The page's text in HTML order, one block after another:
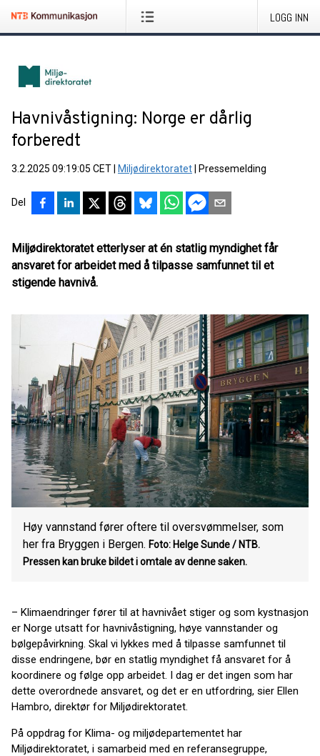
LOGG INN
Havnivåstigning: Norge er dårlig
forberedt
3.2.2025 09:19:05 CET Miljødirektoratet Pressemelding
Del
Miljødirektoratet etterlyser at én statlig myndighet får
ansvaret for arbeidet med å tilpasse samfunnet til et
stigende havnivå.
Høy vannstand fører oftere til oversvømmelser, som
her fra Bryggen i Bergen. Foto: Helge Sunde / NTB.
Pressen kan bruke bildet i omtale av denne saken.
– Klimaendringer fører til at havnivået stiger og som kystnasjon
er Norge utsatt for havnivåstigning, høye vannstander og
bølgepåvirkning. Skal vi lykkes med å tilpasse samfunnet til
disse endringene, bør en statlig myndighet få ansvaret for å
koordinere og følge opp arbeidet. I dag er det ingen som har
dette overordnede ansvaret, og det er en utfordring, sier Ellen
Hambro, direktør for Miljødirektoratet.
På oppdrag for Klima- og miljødepartementet har
Miljødirektoratet, i samarbeid med en referansegruppe,